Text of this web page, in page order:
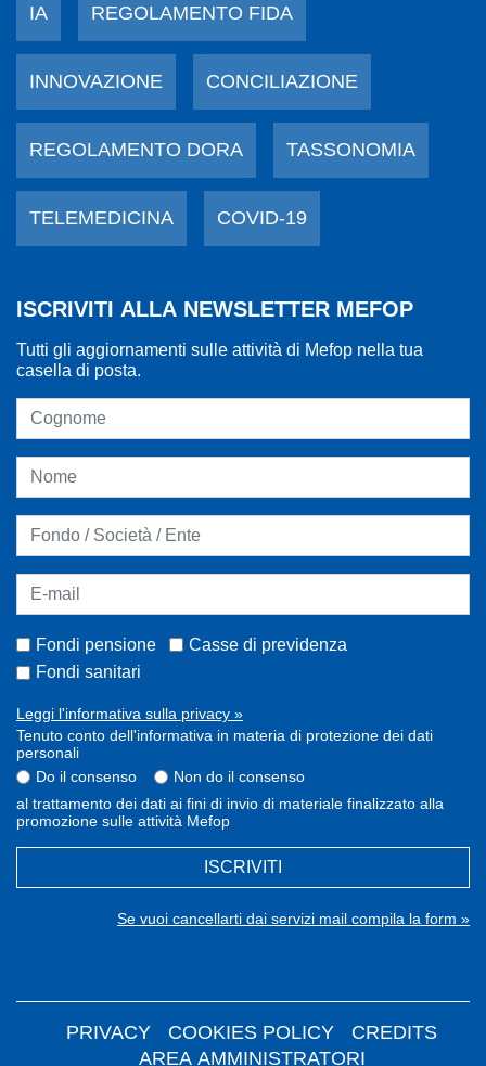
IA REGOLAMENTO FIDA
INNOVAZIONE CONCILIAZIONE
REGOLAMENTO DORA TASSONOMIA
TELEMEDICINA COVID-19
ISCRIVITI ALLA NEWSLETTER MEFOP
Tutti gli aggiornamenti sulle attività di Mefop nella tua
casella di posta.
Fondi pensione
Casse di previdenza
Fondi sanitari
Leggi l'informativa sulla privacy »
Tenuto conto dell'informativa in materia di protezione dei dati
personali
Do il consenso
Non do il consenso
al trattamento dei dati ai fini di invio di materiale finalizzato alla
promozione sulle attività Mefop
ISCRIVITI
Se vuoi cancellarti dai servizi mail compila la form »
PRIVACY COOKIES POLICY
CREDITS
AREA AMMINISTRATORI